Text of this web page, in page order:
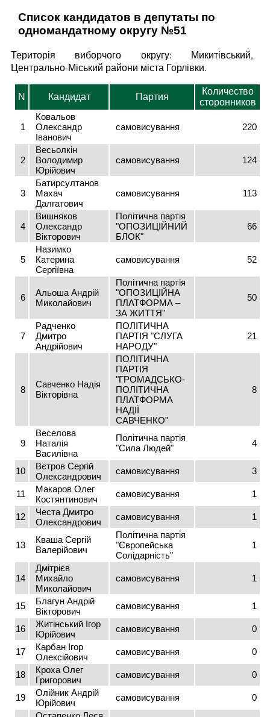
Список кандидатов в депутаты по
одномандатному округу №51
Територія виборчого округу: Микитівський,
Центрально-Міський райони міста Горлівки.
N Кандидат Партия
Количество
сторонников
1
Ковальов
Олександр
Іванович
самовисування 220
2
Весьолкін
Володимир
Юрійович
самовисування 124
3
Батирсултанов
Махач
Далгатович
самовисування 113
4
Вишняков
Олександр
Вікторович
Політична партія
"ОПОЗИЦІЙНИЙ
БЛОК"
66
5
Назимко
Катерина
Сергіївна
самовисування 52
6
Альоша Андрій
Миколайович
Політична партія
"ОПОЗИЦІЙНА
ПЛАТФОРМА –
ЗА ЖИТТЯ"
50
7
Радченко
Дмитро
Андрійович
ПОЛІТИЧНА
ПАРТІЯ "СЛУГА
НАРОДУ"
21
8
Савченко Надія
Вікторівна
ПОЛІТИЧНА
ПАРТІЯ
"ГРОМАДСЬКО-
ПОЛІТИЧНА
ПЛАТФОРМА
НАДІЇ
САВЧЕНКО"
8
9
Веселова
Наталія
Василівна
Політична партія
"Сила Людей"
4
10
Вєтров Сергій
Олександрович
самовисування 3
11
Макаров Олег
Костянтинович
самовисування 1
12
Честа Дмитро
Олександрович
самовисування 1
13
Кваша Сергій
Валерійович
Політична партія
"Європейська
Солідарність"
1
14
Дмітрієв
Михайло
Миколайович
самовисування 1
15
Благун Андрій
Вікторович
самовисування 1
16
Житінський Ігор
Юрійович
самовисування 0
17
Карбан Ігор
Олексійович
самовисування 0
18
Кроха Олег
Григорович
самовисування 0
19
Олійник Андрій
Юрійович
самовисування 0